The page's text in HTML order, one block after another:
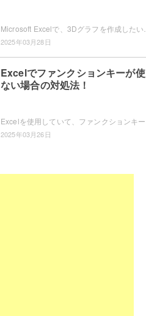
2025年03月28日
Excelでファンクションキーが
ない場合の対処法！
2025年03月26日